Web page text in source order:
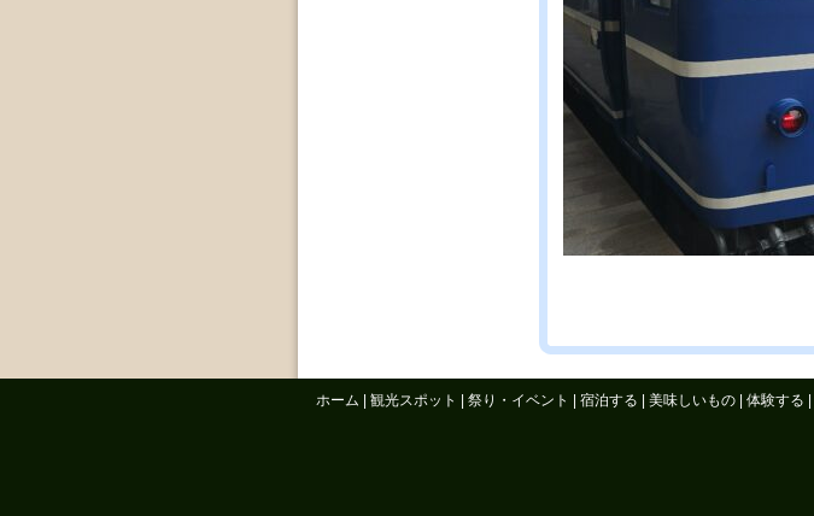
ホーム 観光スポット 祭り・イベント 宿泊する 美味しいもの 体験する